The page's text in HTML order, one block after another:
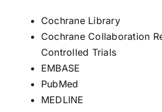
Cochrane Library
Cochrane Collaboration
Controlled Trials
EMBASE
PubMed
MEDLINE